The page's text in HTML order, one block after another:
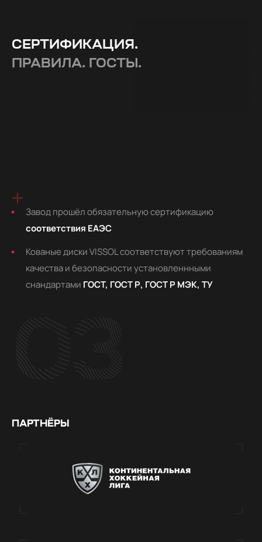
СЕРТИФИКАЦИЯ.
ПРАВИЛА. ГОСТЫ.
Завод прошёл обязательную сертификацию
соответствия ЕАЭС
Кованые диски VISSOL соответствуют требованиям
качества и безопасности установленнными
снандартами ГОСТ, ГОСТ Р, ГОСТ Р МЭК, ТУ
03
ПАРТНЁРЫ